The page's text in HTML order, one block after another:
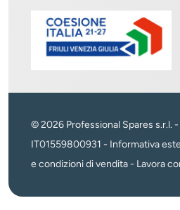
© 2026 Professional Spares s.r.l. -
IT01559800931 - Informativa
e condizioni di vendita- Lavora